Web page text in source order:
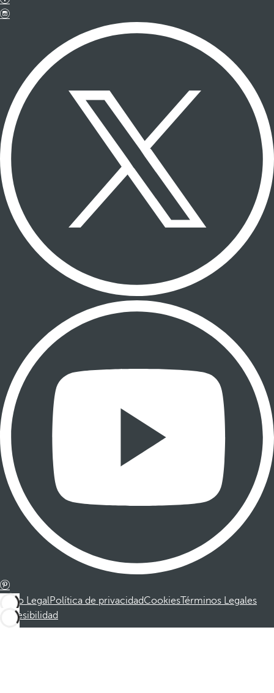
Aviso LegalPolítica de privacidadCookiesTérminos Legales
Accesibilidad